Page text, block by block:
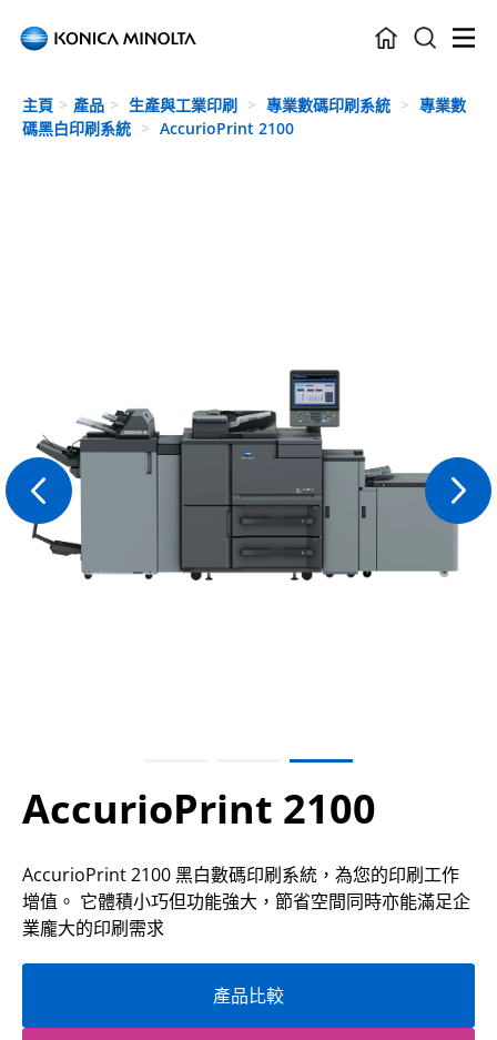
Skip to main content
主頁 產品 生產與工業印刷 專業數碼印刷系統
專業數
碼黑白印刷系統
AccurioPrint 2100
AccurioPrint 2100
AccurioPrint 2100 黑白數碼印刷系統，為您的印刷工作
增值。 它體積小巧但功能強大，節省空間同時亦能滿足企
業龐大的印刷需求
產品比較